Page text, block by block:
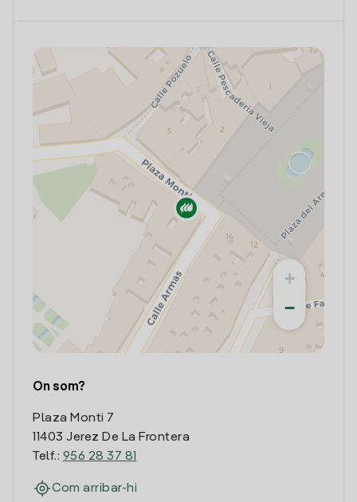
+
−
On som?
Plaza Monti 7
11403 Jerez De La Frontera
Telf.: 956 28 37 81
Com arribar-hi